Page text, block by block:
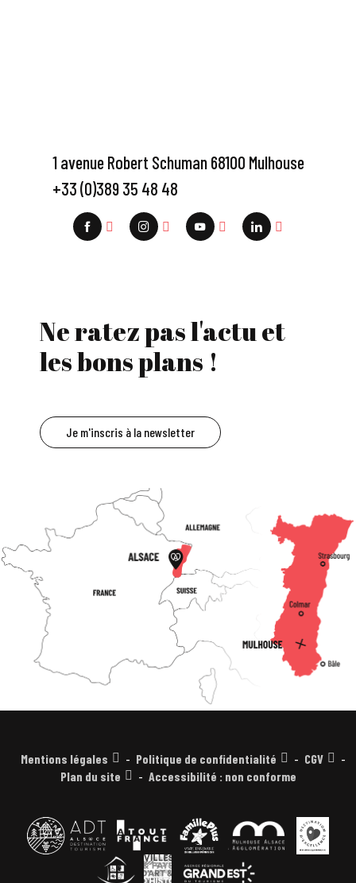
1 avenue Robert Schuman 68100 Mulhouse
+33 (0)389 35 48 48
Ne ratez pas l'actu et
les bons plans !
Je m'inscris à la newsletter
Mentions légales Politique de confidentialité
CGV
Plan du site
Accessibilité : non conforme